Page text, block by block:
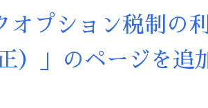
オプション税制の
）」のページを追